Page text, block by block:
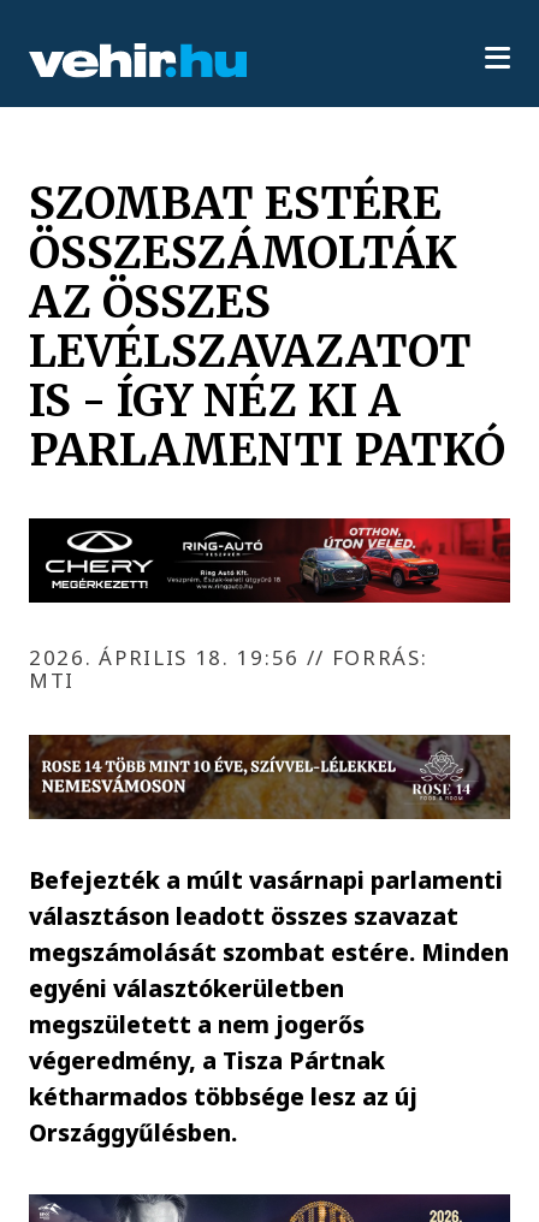
SZOMBAT ESTÉRE
ÖSSZESZÁMOLTÁK
AZ ÖSSZES
LEVÉLSZAVAZATOT
IS - ÍGY NÉZ KI A
PARLAMENTI PATKÓ
2026. ÁPRILIS 18. 19:56 // FORRÁS:
MTI
Befejezték a múlt vasárnapi parlamenti
választáson leadott összes szavazat
megszámolását szombat estére. Minden
egyéni választókerületben
megszületett a nem jogerős
végeredmény, a Tisza Pártnak
kétharmados többsége lesz az új
Országgyűlésben.